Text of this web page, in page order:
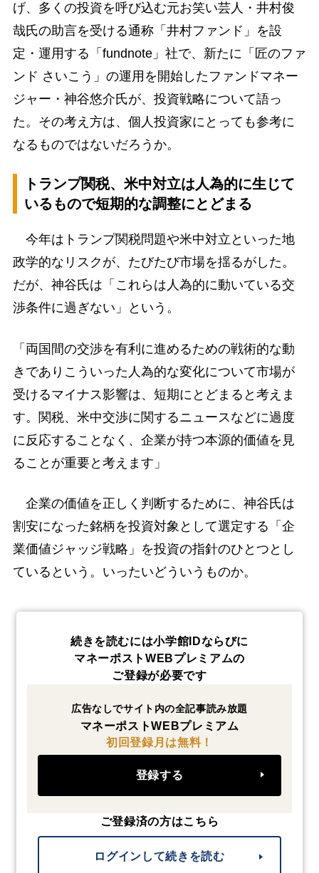
げ、多くの投資を呼び込む元お笑い芸人・井村俊
哉氏の助言を受ける通称「井村ファンド」を設
定・運用する「fundnote」社で、新たに「匠のファ
ンド さいこう」の運用を開始したファンドマネー
ジャー・神谷悠介氏が、投資戦略について語っ
た。その考え方は、個人投資家にとっても参考に
なるものではないだろうか。
トランプ関税、米中対立は人為的に生じて
いるもので短期的な調整にとどまる
今年はトランプ関税問題や米中対立といった地
政学的なリスクが、たびたび市場を揺るがした。
だが、神谷氏は「これらは人為的に動いている交
渉条件に過ぎない」という。
「両国間の交渉を有利に進めるための戦術的な動
きでありこういった人為的な変化について市場が
受けるマイナス影響は、短期にとどまると考えま
す。関税、米中交渉に関するニュースなどに過度
に反応することなく、企業が持つ本源的価値を見
ることが重要と考えます」
企業の価値を正しく判断するために、神谷氏は
割安になった銘柄を投資対象として選定する「企
業価値ジャッジ戦略」を投資の指針のひとつとし
ているという。いったいどういうものか。
続きを読むには小学館IDならびに
マネーポストWEBプレミアムの
ご登録が必要です
広告なしでサイト内の全記事読み放題
マネーポストWEBプレミアム
初回登録月は無料！
登録する
ご登録済の方はこちら
ログインして続きを読む